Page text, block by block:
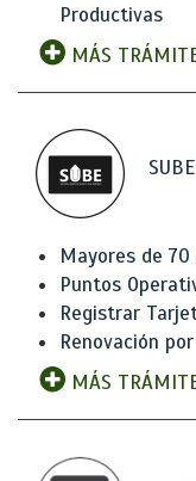
Productivas
MÁS
SUBE
Mayores de 70
Puntos
Registrar
Renovación
MÁS